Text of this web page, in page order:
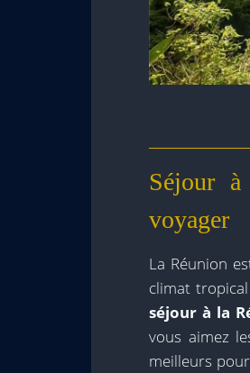
Séjour
voyager
La Réunion
climat
séjour à la
vous aimez
meilleurs